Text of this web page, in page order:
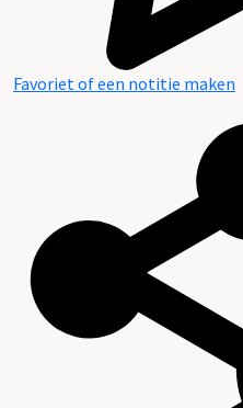
Favoriet of een notitie maken